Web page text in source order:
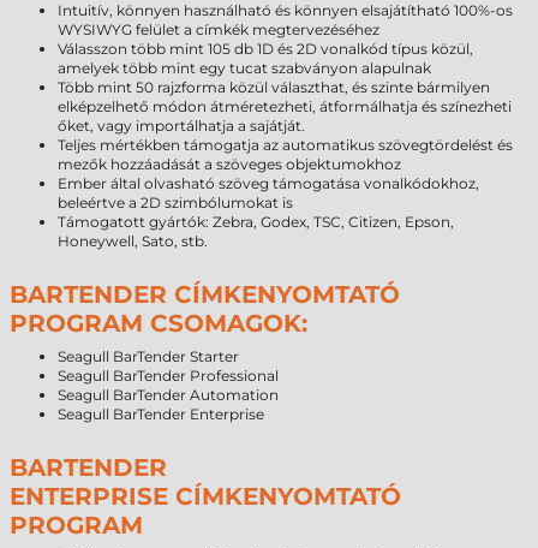
Intuitív, könnyen használható és könnyen elsajátítható 100%-os
WYSIWYG felület a címkék megtervezéséhez
Válasszon több mint 105 db 1D és 2D vonalkód típus közül,
amelyek több mint egy tucat szabványon alapulnak
Több mint 50 rajzforma közül választhat, és szinte bármilyen
elképzelhető módon átméretezheti, átformálhatja és színezheti
őket, vagy importálhatja a sajátját.
Teljes mértékben támogatja az automatikus szövegtördelést és
mezők hozzáadását a szöveges objektumokhoz
Ember által olvasható szöveg támogatása vonalkódokhoz,
beleértve a 2D szimbólumokat is
Támogatott gyártók: Zebra, Godex, TSC, Citizen, Epson,
Honeywell, Sato, stb.
BARTENDER CÍMKENYOMTATÓ
PROGRAM CSOMAGOK:
Seagull BarTender Starter
Seagull BarTender Professional
Seagull BarTender Automation
Seagull BarTender Enterprise
BARTENDER
ENTERPRISE CÍMKENYOMTATÓ
PROGRAM